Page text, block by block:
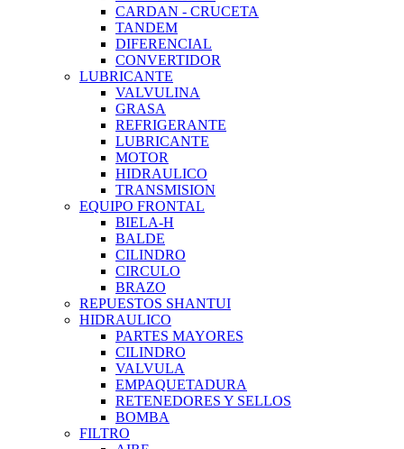
CARDAN - CRUCETA
TANDEM
DIFERENCIAL
CONVERTIDOR
LUBRICANTE
VALVULINA
GRASA
REFRIGERANTE
LUBRICANTE
MOTOR
HIDRAULICO
TRANSMISION
EQUIPO FRONTAL
BIELA-H
BALDE
CILINDRO
CIRCULO
BRAZO
REPUESTOS SHANTUI
HIDRAULICO
PARTES MAYORES
CILINDRO
VALVULA
EMPAQUETADURA
RETENEDORES Y SELLOS
BOMBA
FILTRO